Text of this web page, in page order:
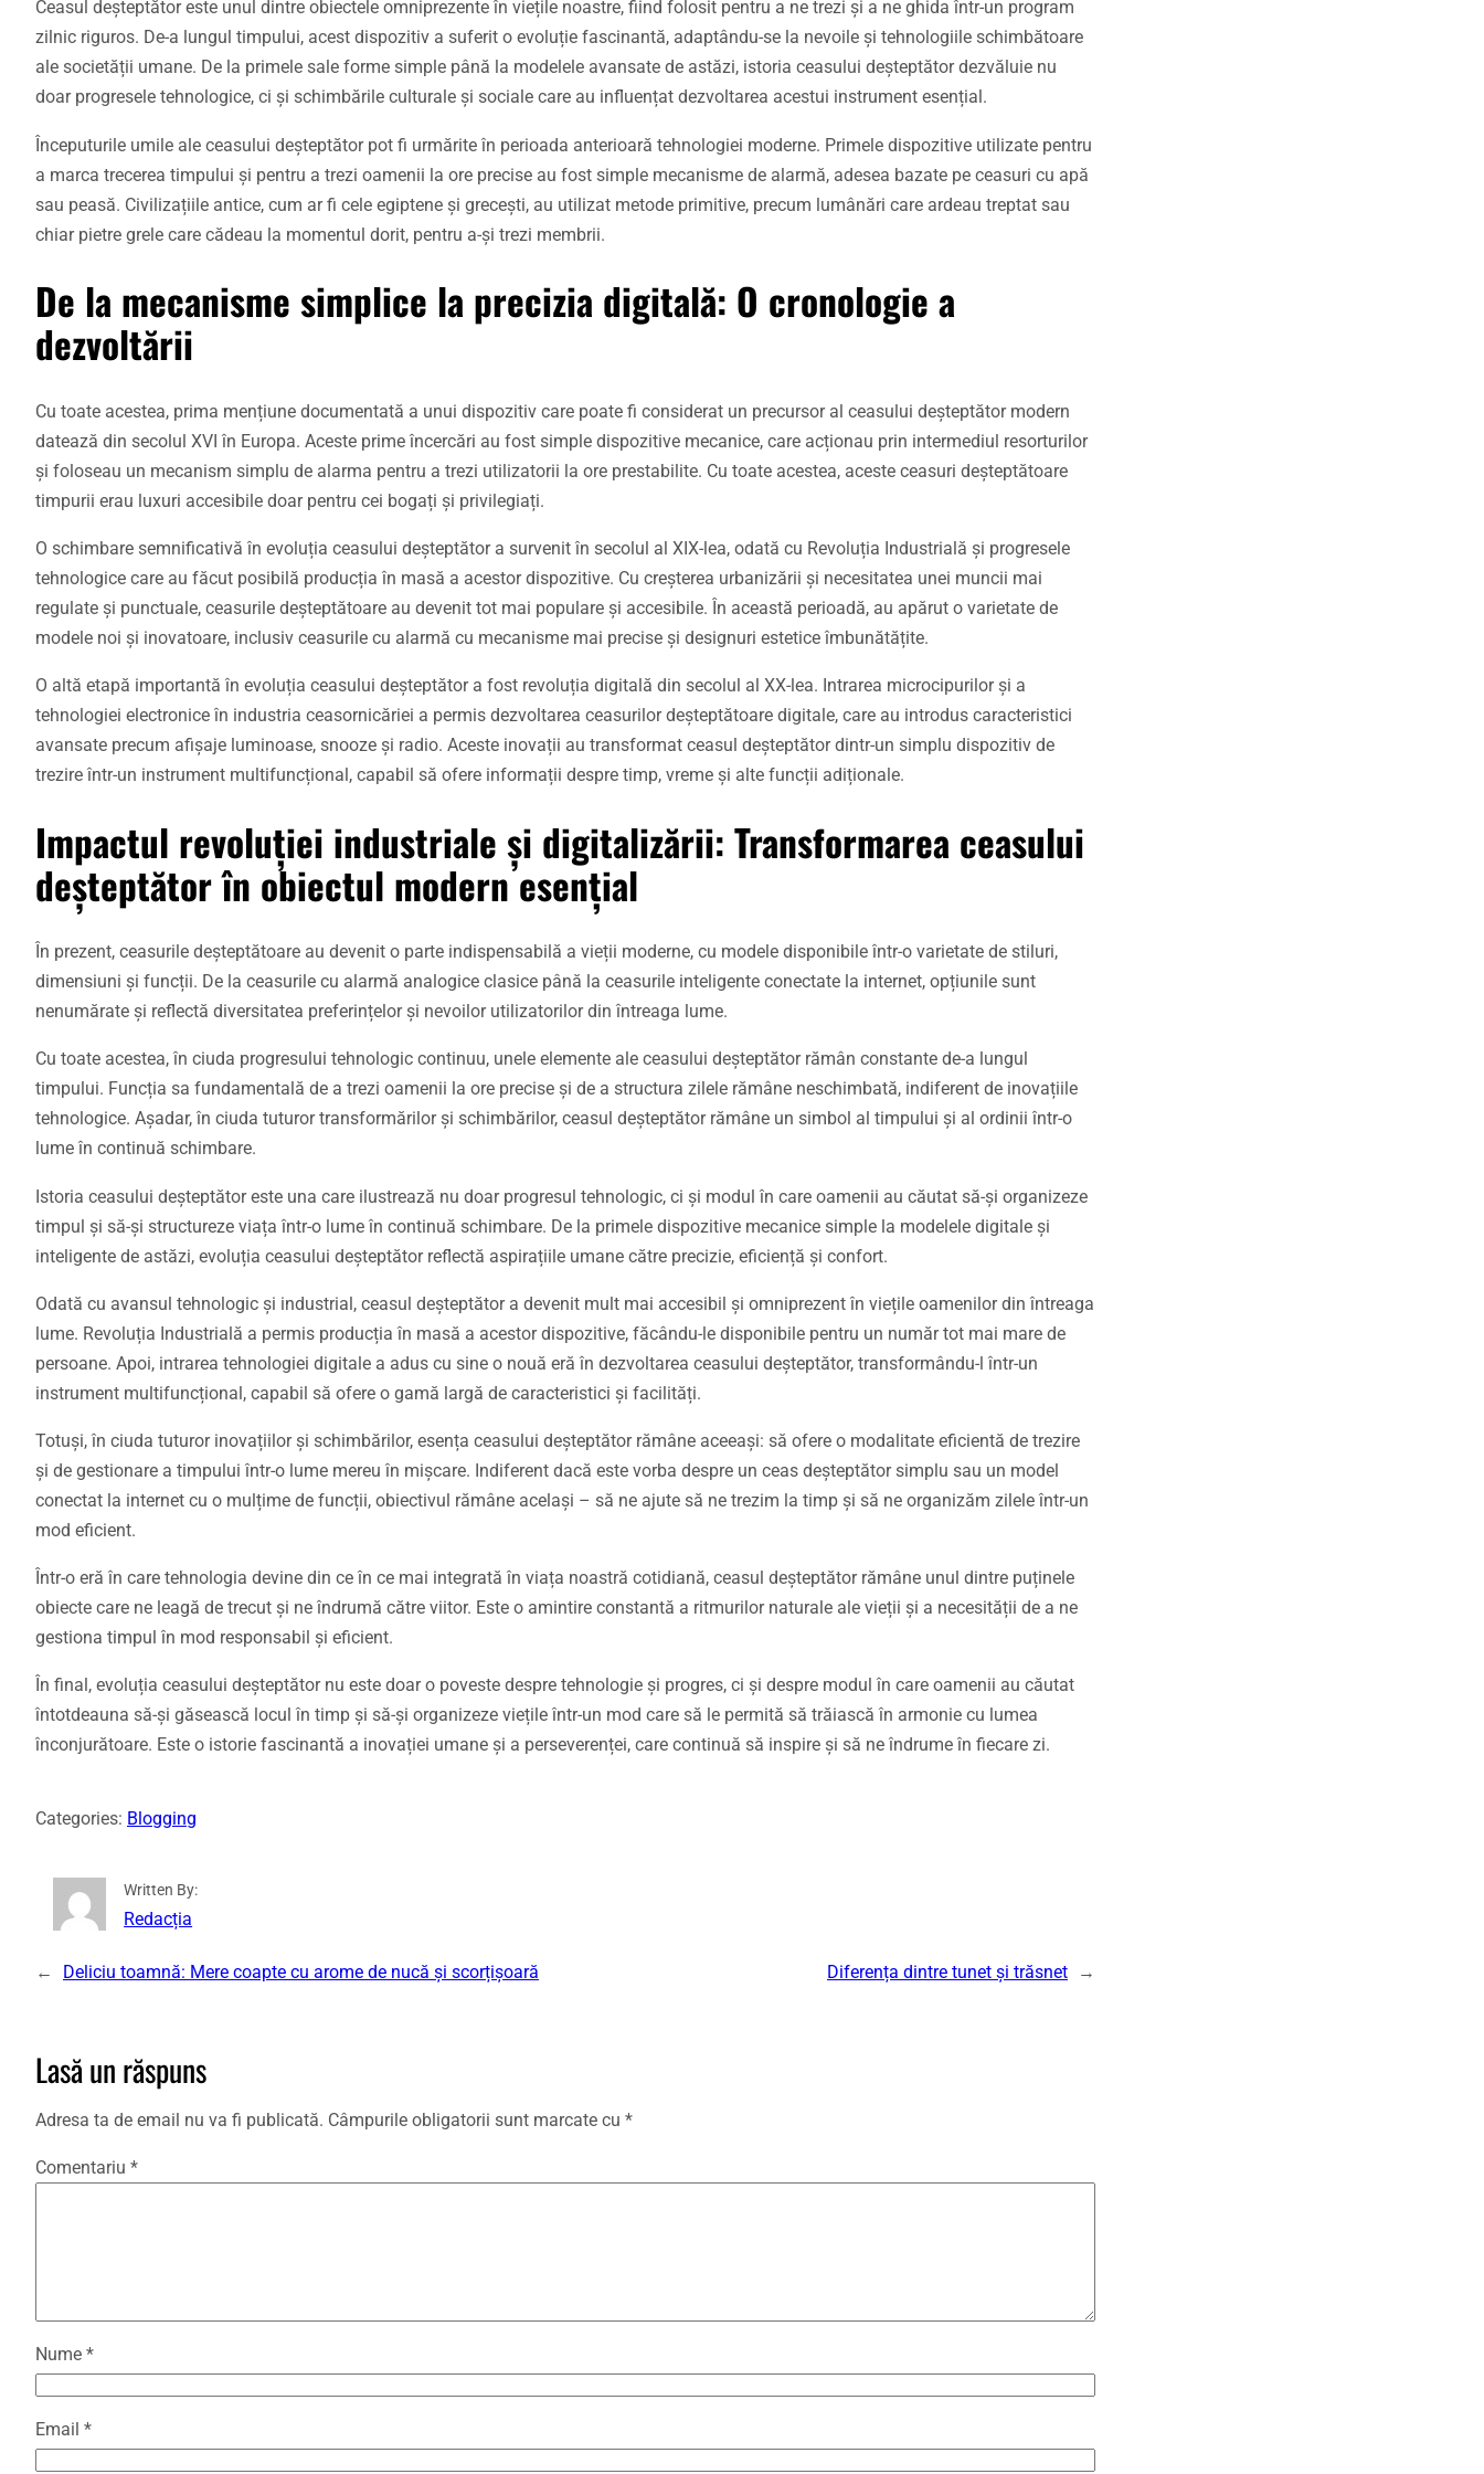
Ceasul deșteptător este unul dintre obiectele omniprezente în viețile noastre, fiind folosit pentru a ne trezi și a ne ghida într-un program
zilnic riguros. De-a lungul timpului, acest dispozitiv a suferit o evoluție fascinantă, adaptându-se la nevoile și tehnologiile schimbătoare
ale societății umane. De la primele sale forme simple până la modelele avansate de astăzi, istoria ceasului deșteptător dezvăluie nu
doar progresele tehnologice, ci și schimbările culturale și sociale care au influențat dezvoltarea acestui instrument esențial.
Începuturile umile ale ceasului deșteptător pot fi urmărite în perioada anterioară tehnologiei moderne. Primele dispozitive utilizate pentru
a marca trecerea timpului și pentru a trezi oamenii la ore precise au fost simple mecanisme de alarmă, adesea bazate pe ceasuri cu apă
sau peasă. Civilizațiile antice, cum ar fi cele egiptene și grecești, au utilizat metode primitive, precum lumânări care ardeau treptat sau
chiar pietre grele care cădeau la momentul dorit, pentru a-și trezi membrii.
De la mecanisme simplice la precizia digitală: O cronologie a
dezvoltării
Cu toate acestea, prima mențiune documentată a unui dispozitiv care poate fi considerat un precursor al ceasului deșteptător modern
datează din secolul XVI în Europa. Aceste prime încercări au fost simple dispozitive mecanice, care acționau prin intermediul resorturilor
și foloseau un mecanism simplu de alarma pentru a trezi utilizatorii la ore prestabilite. Cu toate acestea, aceste ceasuri deșteptătoare
timpurii erau luxuri accesibile doar pentru cei bogați și privilegiați.
O schimbare semnificativă în evoluția ceasului deșteptător a survenit în secolul al XIX-lea, odată cu Revoluția Industrială și progresele
tehnologice care au făcut posibilă producția în masă a acestor dispozitive. Cu creșterea urbanizării și necesitatea unei muncii mai
regulate și punctuale, ceasurile deșteptătoare au devenit tot mai populare și accesibile. În această perioadă, au apărut o varietate de
modele noi și inovatoare, inclusiv ceasurile cu alarmă cu mecanisme mai precise și designuri estetice îmbunătățite.
O altă etapă importantă în evoluția ceasului deșteptător a fost revoluția digitală din secolul al XX-lea. Intrarea microcipurilor și a
tehnologiei electronice în industria ceasornicăriei a permis dezvoltarea ceasurilor deșteptătoare digitale, care au introdus caracteristici
avansate precum afișaje luminoase, snooze și radio. Aceste inovații au transformat ceasul deșteptător dintr-un simplu dispozitiv de
trezire într-un instrument multifuncțional, capabil să ofere informații despre timp, vreme și alte funcții adiționale.
Impactul revoluției industriale și digitalizării: Transformarea ceasului
deșteptător în obiectul modern esențial
În prezent, ceasurile deșteptătoare au devenit o parte indispensabilă a vieții moderne, cu modele disponibile într-o varietate de stiluri,
dimensiuni și funcții. De la ceasurile cu alarmă analogice clasice până la ceasurile inteligente conectate la internet, opțiunile sunt
nenumărate și reflectă diversitatea preferințelor și nevoilor utilizatorilor din întreaga lume.
Cu toate acestea, în ciuda progresului tehnologic continuu, unele elemente ale ceasului deșteptător rămân constante de-a lungul
timpului. Funcția sa fundamentală de a trezi oamenii la ore precise și de a structura zilele rămâne neschimbată, indiferent de inovațiile
tehnologice. Așadar, în ciuda tuturor transformărilor și schimbărilor, ceasul deșteptător rămâne un simbol al timpului și al ordinii într-o
lume în continuă schimbare.
Istoria ceasului deșteptător este una care ilustrează nu doar progresul tehnologic, ci și modul în care oamenii au căutat să-și organizeze
timpul și să-și structureze viața într-o lume în continuă schimbare. De la primele dispozitive mecanice simple la modelele digitale și
inteligente de astăzi, evoluția ceasului deșteptător reflectă aspirațiile umane către precizie, eficiență și confort.
Odată cu avansul tehnologic și industrial, ceasul deșteptător a devenit mult mai accesibil și omniprezent în viețile oamenilor din întreaga
lume. Revoluția Industrială a permis producția în masă a acestor dispozitive, făcându-le disponibile pentru un număr tot mai mare de
persoane. Apoi, intrarea tehnologiei digitale a adus cu sine o nouă eră în dezvoltarea ceasului deșteptător, transformându-l într-un
instrument multifuncțional, capabil să ofere o gamă largă de caracteristici și facilități.
Totuși, în ciuda tuturor inovațiilor și schimbărilor, esența ceasului deșteptător rămâne aceeași: să ofere o modalitate eficientă de trezire
și de gestionare a timpului într-o lume mereu în mișcare. Indiferent dacă este vorba despre un ceas deșteptător simplu sau un model
conectat la internet cu o mulțime de funcții, obiectivul rămâne același – să ne ajute să ne trezim la timp și să ne organizăm zilele într-un
mod eficient.
Într-o eră în care tehnologia devine din ce în ce mai integrată în viața noastră cotidiană, ceasul deșteptător rămâne unul dintre puținele
obiecte care ne leagă de trecut și ne îndrumă către viitor. Este o amintire constantă a ritmurilor naturale ale vieții și a necesității de a ne
gestiona timpul în mod responsabil și eficient.
În final, evoluția ceasului deșteptător nu este doar o poveste despre tehnologie și progres, ci și despre modul în care oamenii au căutat
întotdeauna să-și găsească locul în timp și să-și organizeze viețile într-un mod care să le permită să trăiască în armonie cu lumea
înconjurătoare. Este o istorie fascinantă a inovației umane și a perseverenței, care continuă să inspire și să ne îndrume în fiecare zi.
Categories: Blogging
Written By:
Redacția
← Deliciu toamnă: Mere coapte cu arome de nucă și scorțișoară Diferența dintre tunet și trăsnet →
Lasă un răspuns
Adresa ta de email nu va fi publicată. Câmpurile obligatorii sunt marcate cu *
Comentariu *
Nume *
Email *